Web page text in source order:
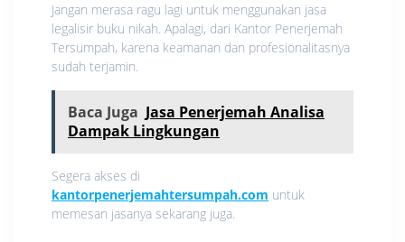
Jangan merasa ragu lagi untuk menggunakan jasa
legalisir buku nikah. Apalagi, dari Kantor Penerjemah
Tersumpah, karena keamanan dan profesionalitasnya
sudah terjamin.
Baca Juga Jasa Penerjemah Analisa
Dampak Lingkungan
Segera akses di
kantorpenerjemahtersumpah.com untuk
memesan jasanya sekarang juga.